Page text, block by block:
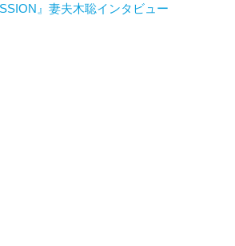
』妻夫木聡インタビュー